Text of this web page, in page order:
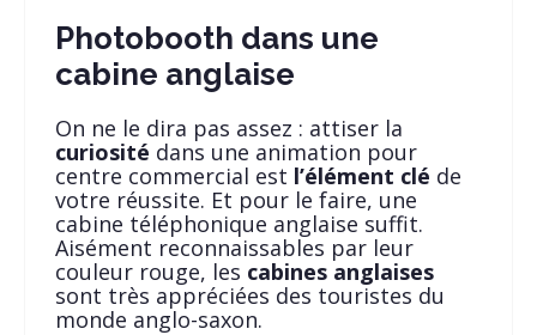
Photobooth dans une
cabine anglaise
On ne le dira pas assez : attiser la
curiosité dans une animation pour
centre commercial est l’élément clé de
votre réussite. Et pour le faire, une
cabine téléphonique anglaise suffit.
Aisément reconnaissables par leur
couleur rouge, les cabines anglaises
sont très appréciées des touristes du
monde anglo-saxon.